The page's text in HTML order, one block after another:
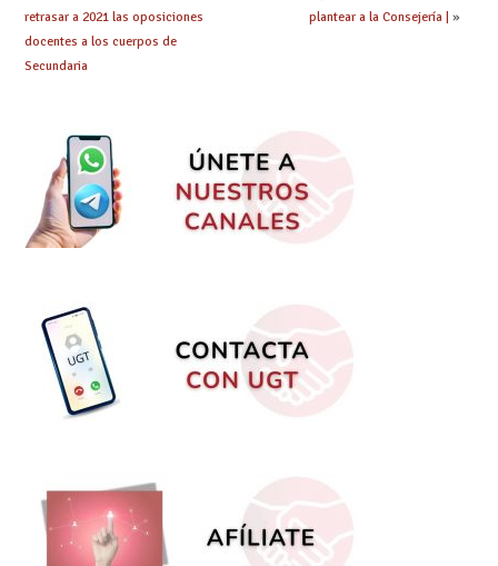
retrasar a 2021 las oposiciones
docentes a los cuerpos de
Secundaria
plantear a la Consejería | »